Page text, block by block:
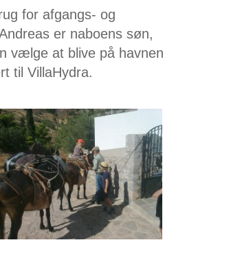
for afgangs- og
er naboens søn,
vælge at blive på havnen
til VillaHydra.